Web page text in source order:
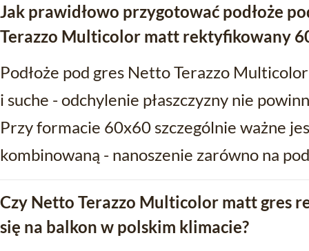
Jak prawidłowo przygotować podłoże
Terazzo Multicolor matt rektyfikowany
Podłoże pod gres Netto Terazzo
i suche - odchylenie płaszczyzny nie
Przy formacie 60x60 szczególnie ważne
kombinowaną - nanoszenie zarówno na
Czy Netto Terazzo Multicolor matt gres
się na balkon w polskim klimacie?